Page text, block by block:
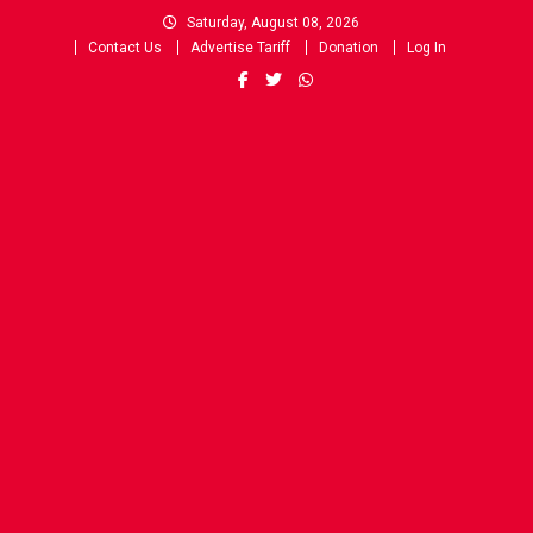
Saturday, August 08, 2026
Contact Us
Advertise Tariff Donation Log In